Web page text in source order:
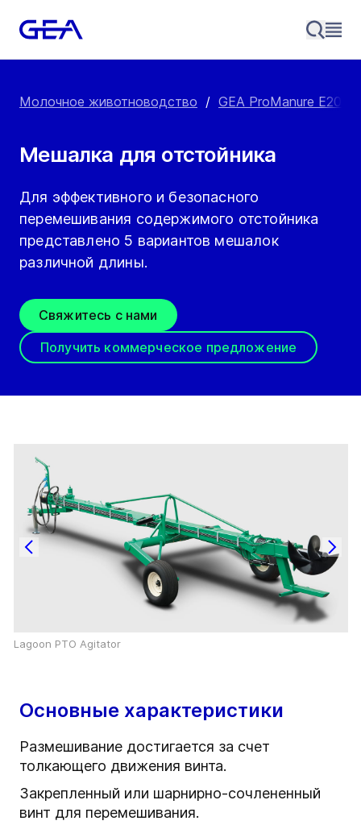
Молочное животноводство / GEA ProManure E2000
Мешалка для отстойника
Для эффективного и безопасного
перемешивания содержимого отстойника
представлено 5 вариантов мешалок
различной длины.
Свяжитесь с нами
Получить коммерческое предложение
Lagoon PTO Agitator
Основные характеристики
Размешивание достигается за счет
толкающего движения винта.
Закрепленный или шарнирно-сочлененный
винт для перемешивания.